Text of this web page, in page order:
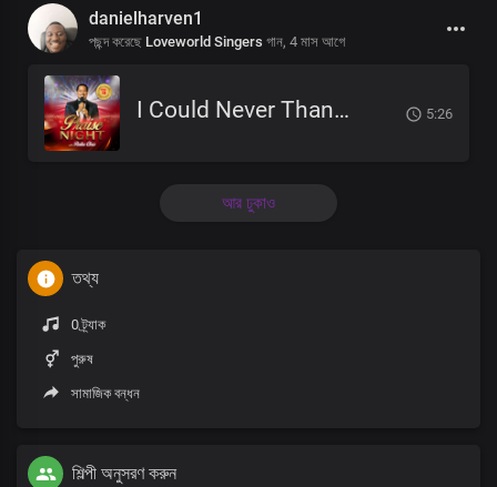
danielharven1
পছন্দ করেছে Loveworld Singers গান, 4 মাস আগে
I Could Never Thank You Enough 5:26
আর ঢুকাও
তথ্য
0 ট্র্যাক
পুরুষ
সামাজিক বন্ধন
শিল্পী অনুসরণ করুন